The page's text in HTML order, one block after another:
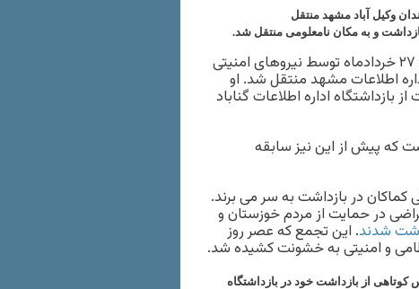
وکیل آباد مشهد منتقل
و به مکان نامعلومی منتقل شد.
هاشم امینی، شهروند ساکن بجستان، پیش از این نیز در تاریخ ۲۷ خردادماه توسط نیروهای امنیتی
اطلاعات مشهد منتقل شد. او
موقت از بازداشتگاه اداره اطلاعات گناباد
که پیش از این نیز سابقه
در بازداشت به سر می برند.
یک تجمع اعتراضی در حمایت از مردم خوزستان و
شدند. این تجمع که عصر روز
و امنیتی به خشونت کشیده شد.
از بازداشت خود در بازداشتگاه